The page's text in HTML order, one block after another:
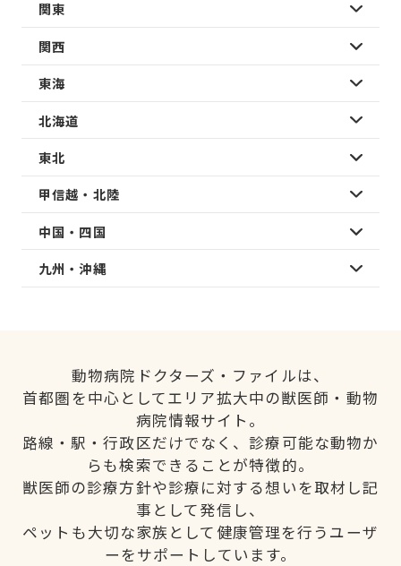
関東
関西
東海
北海道
東北
甲信越・北陸
中国・四国
九州・沖縄
動物病院ドクターズ・ファイルは、
首都圏を中心としてエリア拡大中の獣医師・動物
病院情報サイト。
路線・駅・行政区だけでなく、診療可能な動物か
らも検索できることが特徴的。
獣医師の診療方針や診療に対する想いを取材し記
事として発信し、
ペットも大切な家族として健康管理を行うユーザ
ーをサポートしています。